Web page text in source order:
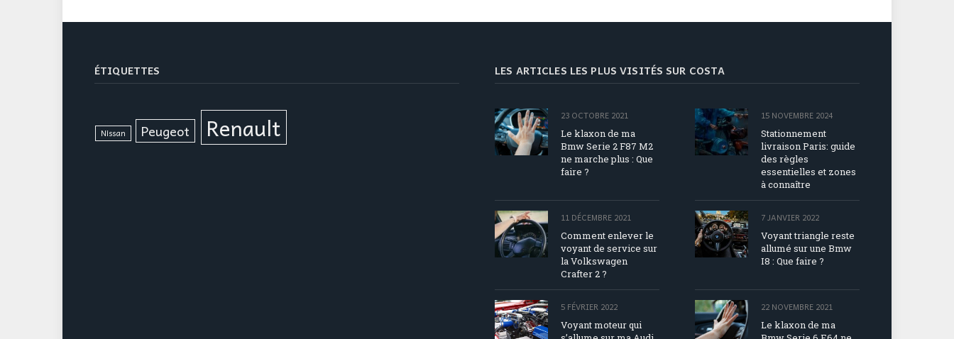
ÉTIQUETTES
Nissan Peugeot Renault
LES ARTICLES LES PLUS VISITÉS SUR COSTA
23 OCTOBRE 2021
Le klaxon de ma
Bmw Serie 2 F87 M2
ne marche plus : Que
faire ?
15 NOVEMBRE 2024
Stationnement
livraison Paris: guide
des règles
essentielles et zones
à connaître
11 DÉCEMBRE 2021
Comment enlever le
voyant de service sur
la Volkswagen
Crafter 2 ?
7 JANVIER 2022
Voyant triangle reste
allumé sur une Bmw
I8 : Que faire ?
5 FÉVRIER 2022
Voyant moteur qui
22 NOVEMBRE 2021
Le klaxon de ma